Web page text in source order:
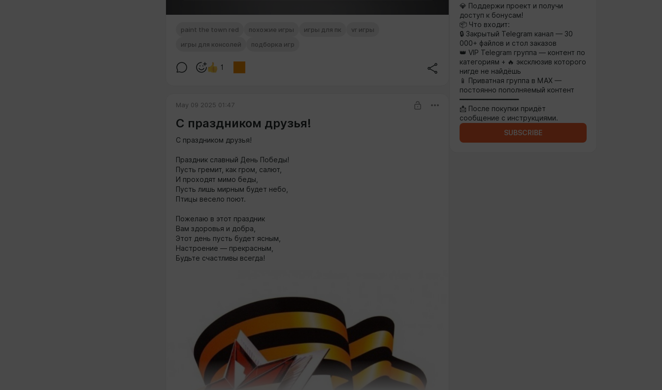
paint the town red похожие игры игры для пк
vr игры
игры для консолей
подборка игр
1
May 09 2025 01:47
С праздником друзья!
С праздником друзья!
Праздник славный День Победы!
Пусть гремит, как гром, салют,
И проходят мимо беды,
Пусть лишь мирным будет небо,
Птицы весело поют.
Пожелаю в этот праздник
Вам здоровья и добра,
Этот день пусть будет ясным,
Настроение — прекрасным,
Будьте счастливы всегда!
💎 Поддержи проект и получи
доступ к бонусам!
📦 Что входит:
🔒 Закрытый Telegram канал — 30
000+ файлов и стол заказов
👑 VIP Telegram группа — контент по
категориям + 🔥 эксклюзив которого
нигде не найдёшь
📱 Приватная группа в MAX —
постоянно пополняемый контент
━━━━━━━━━━━━━━━
📩 После покупки придёт
сообщение с инструкциями.
SUBSCRIBE